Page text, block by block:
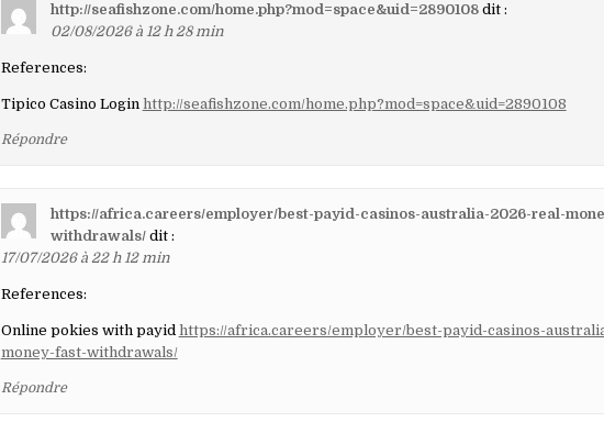
http://seafishzone.com/home.php?mod=space&uid=2890108 dit :
02/08/2026 à 12 h 28 min
References:
Tipico Casino Login http://seafishzone.com/home.php?mod=space&uid=2890108
Répondre
https://africa.careers/employer/best-payid-casinos-australia-2026-real-
withdrawals/ dit :
17/07/2026 à 22 h 12 min
References:
Online pokies with payid https://africa.careers/employer/best-payid-casinos-
money-fast-withdrawals/
Répondre